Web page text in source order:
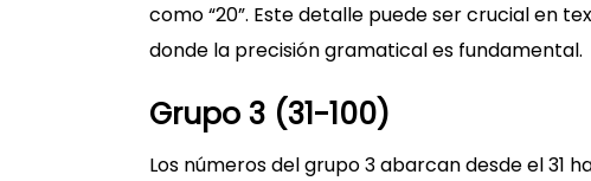
como “20”. Este detalle puede ser crucial en
donde la precisión gramatical es fundamental.
Grupo 3 (31-100)
Los números del grupo 3 abarcan desde el 31